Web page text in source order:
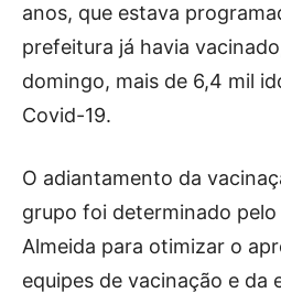
anos, que estava
prefeitura já havia
domingo, mais de 6,4 mil
Covid-19.
O adiantamento da
grupo foi determinado
Almeida para otimizar o
equipes de vacinação e da